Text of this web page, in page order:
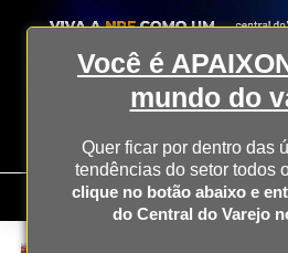
Você é
mundo do
Quer ficar por dentro das
tendências do setor todos
clique no botão abaixo e
do Central do Varejo